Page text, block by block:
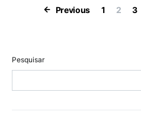
Previous 1 2 3
Pesquisar